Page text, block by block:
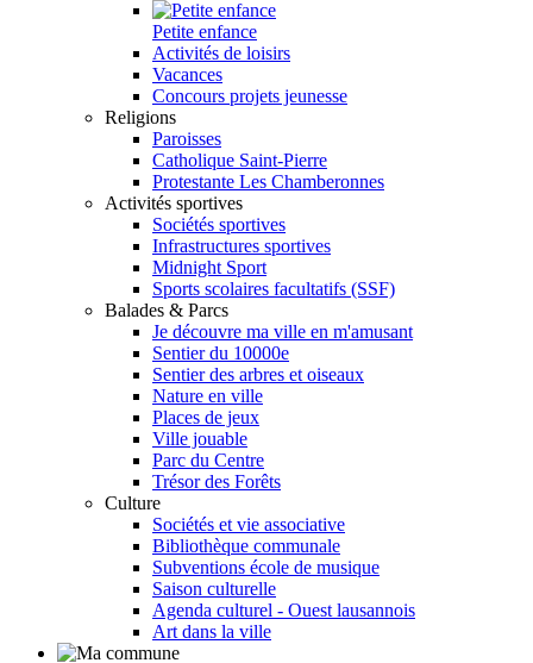
Petite enfance
Activités de loisirs
Vacances
Concours projets jeunesse
Religions
Paroisses
Catholique Saint-Pierre
Protestante Les Chamberonnes
Activités sportives
Sociétés sportives
Infrastructures sportives
Midnight Sport
Sports scolaires facultatifs (SSF)
Balades & Parcs
Je découvre ma ville en m'amusant
Sentier du 10000e
Sentier des arbres et oiseaux
Nature en ville
Places de jeux
Ville jouable
Parc du Centre
Trésor des Forêts
Culture
Sociétés et vie associative
Bibliothèque communale
Subventions école de musique
Saison culturelle
Agenda culturel - Ouest lausannois
Art dans la ville